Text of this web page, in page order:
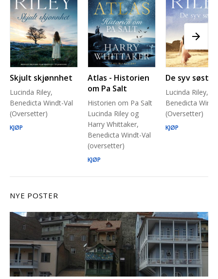
Skjult skjønnhet
Lucinda Riley,
Benedicta Windt-Val
(Oversetter)
KJØP
Atlas - Historien
om Pa Salt
Historien om Pa Salt
Lucinda Riley og
Harry Whittaker,
Benedicta Windt-Val
(oversetter)
KJØP
De syv søstre
Lucinda Riley,
Benedicta
(Oversetter)
KJØP
NYE POSTER